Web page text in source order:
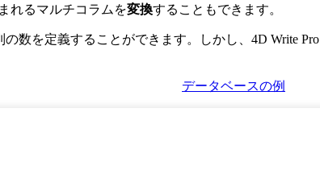
れるマルチコラムを変換することもできます。
数を定義することができます。しかし、 4D Write Pro
データベースの例